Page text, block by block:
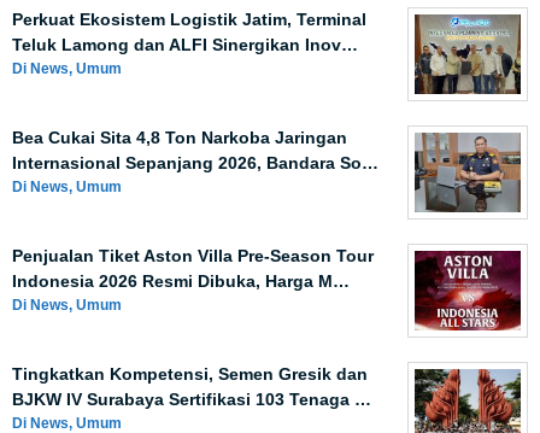
Perkuat Ekosistem Logistik Jatim, Terminal
Teluk Lamong dan ALFI Sinergikan Inov…
Di News, Umum
Bea Cukai Sita 4,8 Ton Narkoba Jaringan
Internasional Sepanjang 2026, Bandara So…
Di News, Umum
Penjualan Tiket Aston Villa Pre-Season Tour
Indonesia 2026 Resmi Dibuka, Harga M…
Di News, Umum
Tingkatkan Kompetensi, Semen Gresik dan
BJKW IV Surabaya Sertifikasi 103 Tenaga …
Di News, Umum